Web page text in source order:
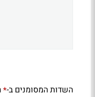
השדות המסומנים ב-*